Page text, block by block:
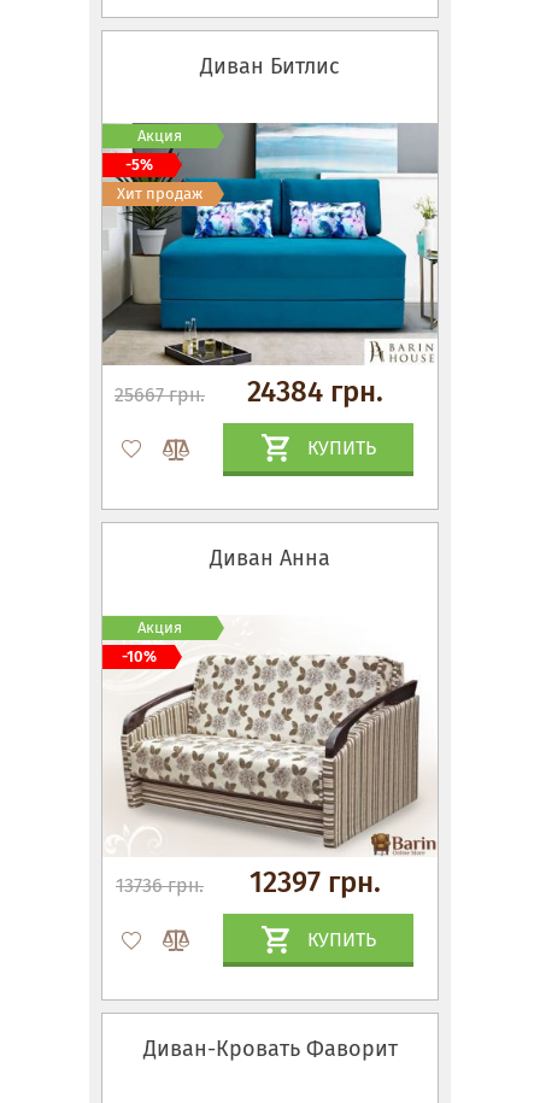
Диван Битлис
25667 грн. 24384 грн.
КУПИТЬ
Акция
-5%
Хит продаж
Диван Анна
13736 грн. 12397 грн.
КУПИТЬ
Акция
-10%
Диван-Кровать Фаворит